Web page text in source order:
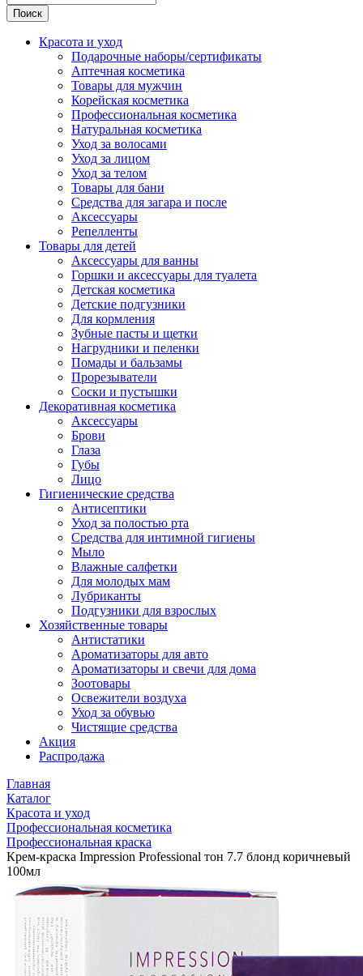
Поиск
Красота и уход
Подарочные наборы/сертификаты
Аптечная косметика
Товары для мужчин
Корейская косметика
Профессиональная косметика
Натуральная косметика
Уход за волосами
Уход за лицом
Уход за телом
Товары для бани
Средства для загара и после
Аксессуары
Репелленты
Товары для детей
Аксессуары для ванны
Горшки и аксессуары для туалета
Детская косметика
Детские подгузники
Для кормления
Зубные пасты и щетки
Нагрудники и пеленки
Помады и бальзамы
Прорезыватели
Соски и пустышки
Декоративная косметика
Аксессуары
Брови
Глаза
Губы
Лицо
Гигиенические средства
Антисептики
Уход за полостью рта
Средства для интимной гигиены
Мыло
Влажные салфетки
Для молодых мам
Лубриканты
Подгузники для взрослых
Хозяйственные товары
Антистатики
Ароматизаторы для авто
Ароматизаторы и свечи для дома
Зоотовары
Освежители воздуха
Уход за обувью
Чистящие средства
Акция
Распродажа
Главная
Каталог
Красота и уход
Профессиональная косметика
Профессиональная краска
Крем-краска Impression Professional тон 7.7 блонд коричневый
100мл